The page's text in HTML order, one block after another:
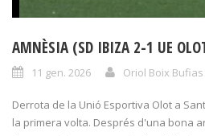
AMNÈSIA (SD IBIZA 2-1 UE
11 gen. 2026 Oriol Boix Bufias
Derrota de la Unió Esportiva Olot a
la primera volta. Després d'una bona